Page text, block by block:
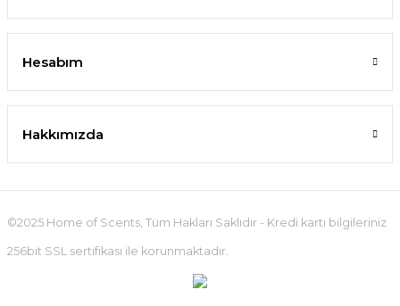
Hesabım
Hakkımızda
©2025 Home of Scents, Tüm Hakları Saklıdır - Kredi kartı bilgileriniz
256bit SSL sertifikası ile korunmaktadır.